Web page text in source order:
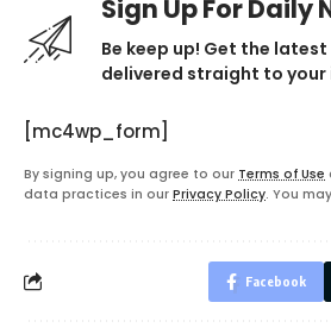
Sign Up For Daily
Be keep up! Get the
delivered straight to your
[mc4wp_form]
By signing up, you agree to our Terms of Use
data practices in our Privacy Policy. You
Facebook